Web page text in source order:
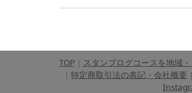
TOP| スタンプログコースを地域
| 特定商取引法の表記・会社概要 |